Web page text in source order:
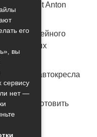
3) цвет St Anton
Услуги семейного
в семейных
Детские автокресла
Orange
Как приготовить
его
вы
сервису
нет —